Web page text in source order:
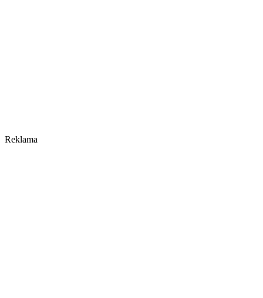
Reklama